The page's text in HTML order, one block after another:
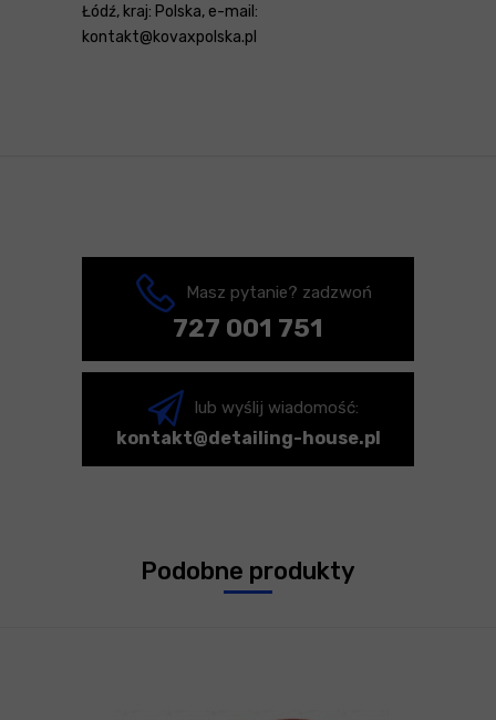
Łódź, kraj: Polska, e-mail:
kontakt@kovaxpolska.pl
Masz pytanie? zadzwoń
727 001 751
lub wyślij wiadomość:
kontakt@detailing-house.pl
Podobne produkty